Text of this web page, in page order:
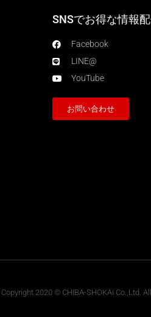
SNSでお得な情報
Facebook
LINE@
YouTube
お問い合わせ
Copyright 2020 © CHIBA-SHOKAI Co.,Ltd.